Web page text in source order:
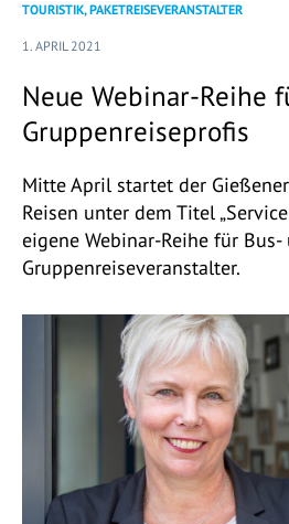
TOURISTIK, PAKETREISEVERANSTALTER
1. APRIL 2021
Neue Webinar-Reihe
Gruppenreiseprofis
Mitte April startet der
Reisen unter dem Titel
eigene Webinar-Reihe für Bus-
Gruppenreiseveranstalter.